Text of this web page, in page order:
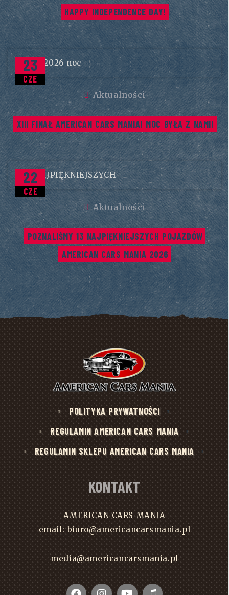
HAPPY INDEPENDENCE DAY!
23
CZE
Aktualności
XIII FINAŁ AMERICAN CARS MANIA! MOC BYŁA Z NAMI!
22
CZE
Aktualności
POZNALIŚMY 13 NAJPIĘKNIEJSZYCH POJAZDÓW
AMERICAN CARS MANIA 2026
POLITYKA PRYWATNOŚCI
REGULAMIN AMERICAN CARS MANIA
REGULAMIN SKLEPU AMERICAN CARS MANIA
KONTAKT
AMERICAN CARS MANIA
email: biuro@americancarsmania.pl
media@americancarsmania.pl